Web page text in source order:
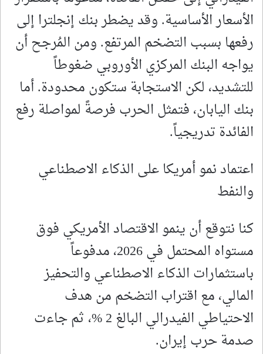
الأسعار الأساسية. وقد يضطر بنك إنجلترا إلى
رفعها بسبب التضخم المرتفع. ومن المُرجح أن
يواجه البنك المركزي الأوروبي ضغوطاً
للتشديد، لكن الاستجابة ستكون محدودة. أما
بنك اليابان، فتمثل الحرب فرصةً لمواصلة رفع
الفائدة تدريجياً.
اعتماد نمو أمريكا على الذكاء الاصطناعي
والنفط
كنا نتوقع أن ينمو الاقتصاد الأمريكي فوق
مستواه المحتمل في 2026، مدفوعاً
باستثمارات الذكاء الاصطناعي والتحفيز
المالي، مع اقتراب التضخم من هدف
الاحتياطي الفيدرالي البالغ 2 %، ثم جاءت
صدمة حرب إيران.